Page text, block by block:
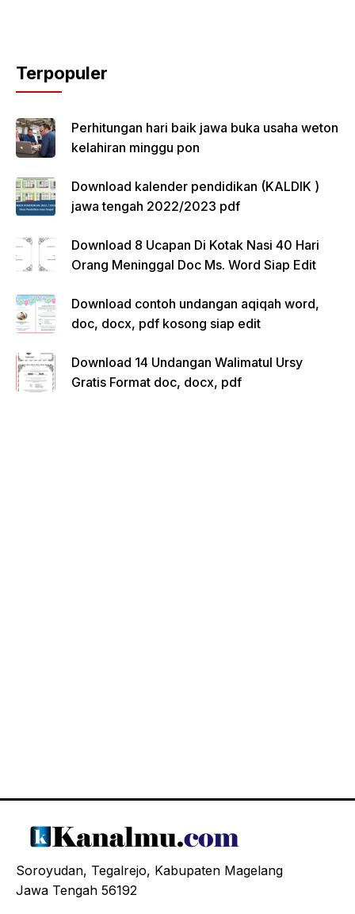
Terpopuler
Perhitungan hari baik jawa buka usaha weton
kelahiran minggu pon
Download kalender pendidikan (KALDIK )
jawa tengah 2022/2023 pdf
Download 8 Ucapan Di Kotak Nasi 40 Hari
Orang Meninggal Doc Ms. Word Siap Edit
Download contoh undangan aqiqah word,
doc, docx, pdf kosong siap edit
Download 14 Undangan Walimatul Ursy
Gratis Format doc, docx, pdf
Soroyudan, Tegalrejo, Kabupaten Magelang
Jawa Tengah 56192